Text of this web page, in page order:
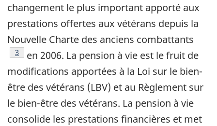
changement le plus important apporté aux
prestations offertes aux vétérans depuis la
Nouvelle Charte des anciens combattants
Footnote
3
en 2006. La pension à vie est le fruit de
modifications apportées à la Loi sur le bien-
être des vétérans (LBV) et au Règlement sur
le bien-être des vétérans. La pension à vie
consolide les prestations financières et met